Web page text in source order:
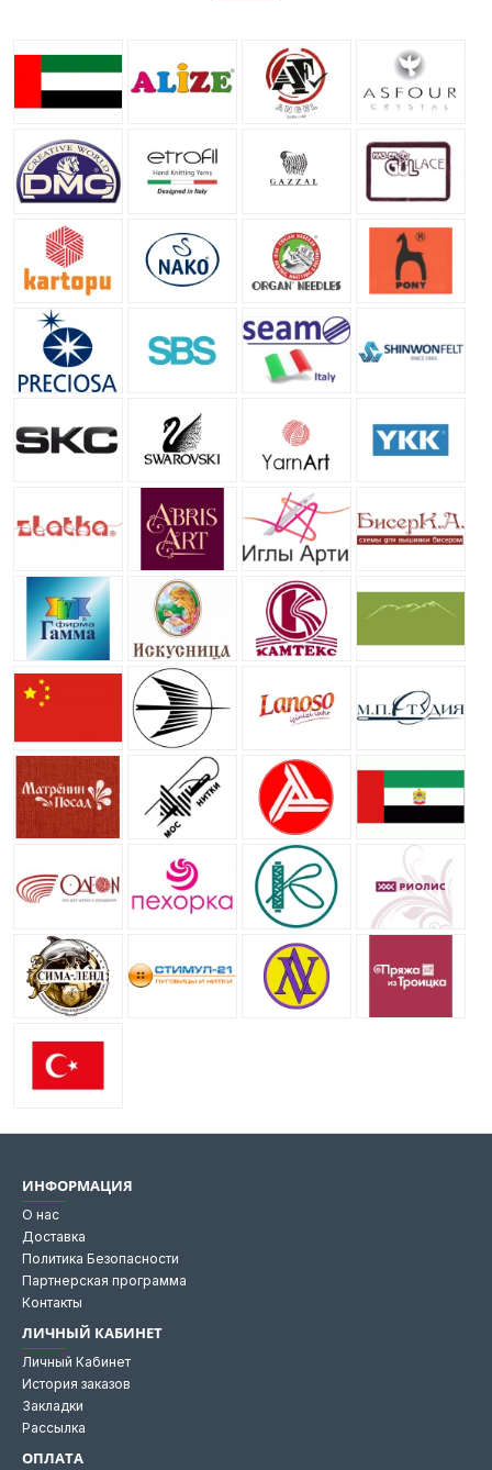
ИНФОРМАЦИЯ
О нас
Доставка
Политика Безопасности
Партнерская программа
Контакты
ЛИЧНЫЙ КАБИНЕТ
Личный Кабинет
История заказов
Закладки
Рассылка
ОПЛАТА